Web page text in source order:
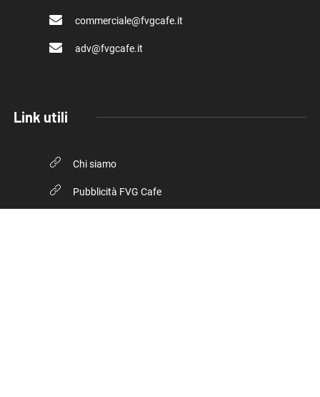
commerciale@fvgcafe.it
adv@fvgcafe.it
Link utili
Chi siamo
Pubblicità FVG Cafe